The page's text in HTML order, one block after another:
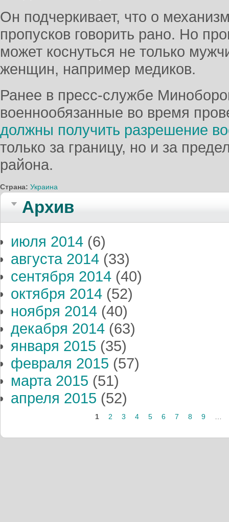
Он подчеркивает, что о
пропусков говорить рано. Но
может коснуться не только
женщин, например медиков.
Ранее в пресс-службе
военнообязанные во время
должны получить разрешение
только за границу, но и за
района.
Страна: Украина
Архив
июля 2014 (6)
августа 2014 (33)
сентября 2014 (40)
октября 2014 (52)
ноября 2014 (40)
декабря 2014 (63)
января 2015 (35)
февраля 2015 (57)
марта 2015 (51)
апреля 2015 (52)
1 2 3 4 5 6 7 8 9 …